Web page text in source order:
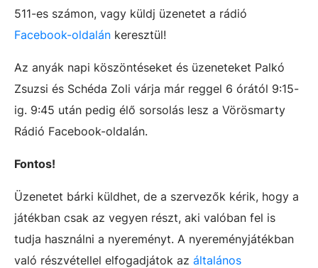
511-es számon, vagy küldj üzenetet a rádió
Facebook-oldalán keresztül!
Az anyák napi köszöntéseket és üzeneteket Palkó
Zsuzsi és Schéda Zoli várja már reggel 6 órától 9:15-
ig. 9:45 után pedig élő sorsolás lesz a Vörösmarty
Rádió Facebook-oldalán.
Fontos!
Üzenetet bárki küldhet, de a szervezők kérik, hogy a
játékban csak az vegyen részt, aki valóban fel is
tudja használni a nyereményt. A nyereményjátékban
való részvétellel elfogadjátok az általános